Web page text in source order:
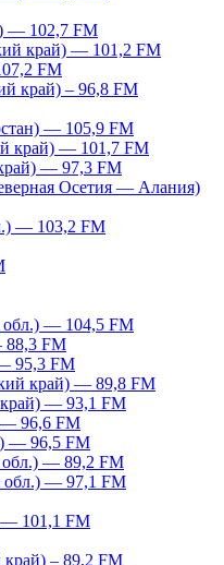
— 102,7 FM
край) — 101,2 FM
FM
край) – 96,8 FM
— 105,9 FM
край) — 101,7 FM
— 97,3 FM
Осетия — Алания)
— 103,2 FM
— 104,5 FM
88,3 FM
95,3 FM
край) — 89,8 FM
— 93,1 FM
— 96,6 FM
— 96,5 FM
обл.) — 89,2 FM
обл.) — 97,1 FM
— 101,1 FM
край) – 89,2 FM